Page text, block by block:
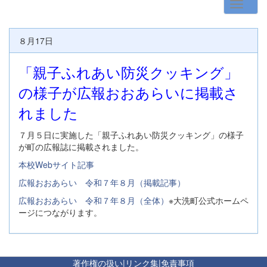
８月17日
「親子ふれあい防災クッキング」
の様子が広報おおあらいに掲載さ
れました
７月５日に実施した「親子ふれあい防災クッキング」の様子
が町の広報誌に掲載されました。
本校Webサイト記事
広報おおあらい 令和７年８月（掲載記事）
広報おおあらい 令和７年８月（全体） ※大洗町公式ホームペ
ージにつながります。
著作権の扱い| リンク集|免責事項